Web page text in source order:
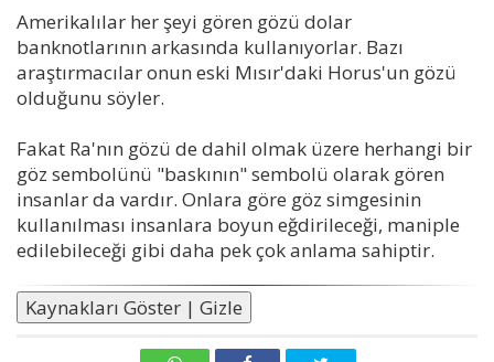
Amerikalılar her şeyi gören gözü dolar
banknotlarının arkasında kullanıyorlar. Bazı
araştırmacılar onun eski Mısır'daki Horus'un gözü
olduğunu söyler.
Fakat Ra'nın gözü de dahil olmak üzere herhangi bir
göz sembolünü "baskının" sembolü olarak gören
insanlar da vardır. Onlara göre göz simgesinin
kullanılması insanlara boyun eğdirileceği, maniple
edilebileceği gibi daha pek çok anlama sahiptir.
Kaynakları Göster | Gizle